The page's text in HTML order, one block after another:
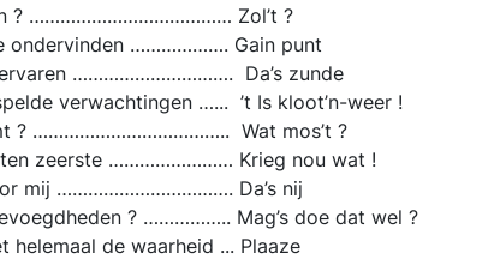
? ………………………………… Zol’t ?
ondervinden ………………. Gain punt
…………………………. Da’s zunde
verwachtingen …... ’t Is kloot’n-weer !
? ……………………………….. Wat mos’t ?
ten zeerste …………………… Krieg nou wat !
mij ……………………………. Da’s nij
? …………….. Mag’s doe dat wel ?
de waarheid ... Plaaze